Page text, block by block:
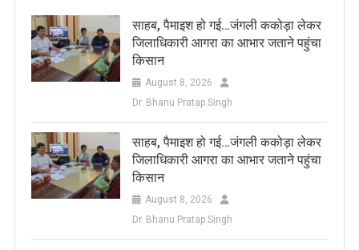
साहब, पैमाइश हो गई…जंगली ककोड़ा लेकर
जिलाधिकारी आगरा का आभार जताने पहुंचा
किसान
August 8, 2026
Dr. Bhanu Pratap Singh
साहब, पैमाइश हो गई…जंगली ककोड़ा लेकर
जिलाधिकारी आगरा का आभार जताने पहुंचा
किसान
August 8, 2026
Dr. Bhanu Pratap Singh